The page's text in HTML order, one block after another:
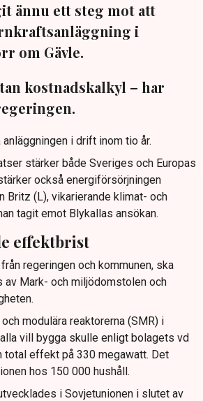
ännu ett steg mot att
i
om Gävle.
kostnadskalkyl – har
i drift inom tio år.
stärker både Sveriges och Europas
också energiförsörjningen
Britz (L), vikarierande klimat- och
tagit emot Blykallas ansökan.
effektbrist
regeringen och kommunen, ska
av Mark- och miljödomstolen och
modulära reaktorerna (SMR) i
vill bygga skulle enligt bolagets vd
total effekt på 330 megawatt. Det
hos 150 000 hushåll.
i Sovjetunionen i slutet av